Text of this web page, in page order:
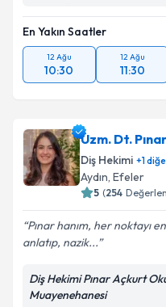
En Yakın Saatler
12 Ağu
10:30
12 Ağu
11:30
Uzm. Dt.
Diş Hekimi +1
Aydın, Efeler
5 (254
Pınar hanım, her noktayı
anlatıp, nazik...
Diş Hekimi Pınar Açkurt
Muayenehanesi